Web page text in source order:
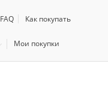
FAQ Как покупать
Мои покупки